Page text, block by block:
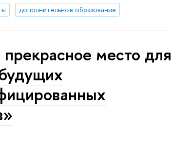
дополнительное образование
место для